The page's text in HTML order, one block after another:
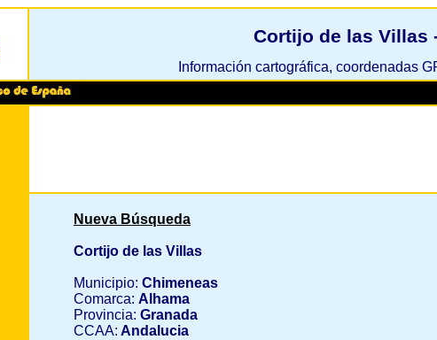
Cortijo de las Villas
Información cartográfica, coordenadas
Nueva Búsqueda
Cortijo de las Villas
Municipio: Chimeneas
Comarca: Alhama
Provincia: Granada
CCAA: Andalucia